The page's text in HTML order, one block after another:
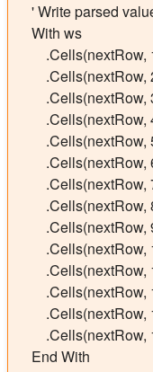
' Write parsed
    With ws
.Cells(nextRow,
.Cells(nextRow,
.Cells(nextRow,
.Cells(nextRow,
.Cells(nextRow,
.Cells(nextRow,
.Cells(nextRow,
.Cells(nextRow,
.Cells(nextRow,
.Cells(nextRow,
    End With